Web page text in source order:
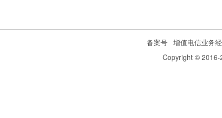
备案号 增值电信业务
Copyright © 2016-